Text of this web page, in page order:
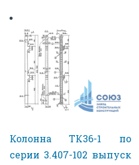
Колонна ТК36-1 по
серии 3.407-102 выпуск